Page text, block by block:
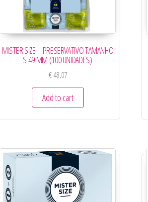
MISTER SIZE – PRESERVATIVO TAMANHO
S 49 MM (100 UNIDADES)
€48,07
Add to cart